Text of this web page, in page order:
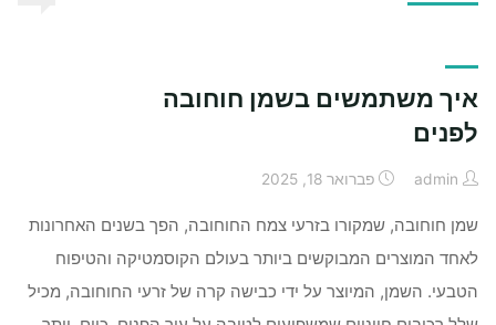
אתרים
איך משתמשים בשמן חוחובה
לפנים
admin פברואר 18, 2025
שמן חוחובה, שמקורו בזרעי צמח החוחובה, הפך בשנים האחרונות
לאחד המוצרים המבוקשים ביותר בעולם הקוסמטיקה והטיפוח
הטבעי. השמן, המיוצר על ידי כבישה קרה של זרעי החוחובה, מכיל